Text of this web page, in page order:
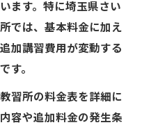
ます。特に埼玉県さい
では、基本料金に加え
加講習費用が変動する
す。
習所の料金表を詳細に
容や追加料金の発生条